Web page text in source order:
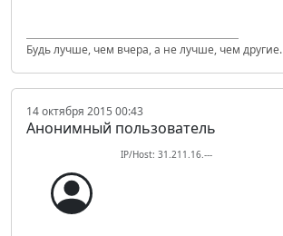
Будь лучше, чем вчера, а не лучше, чем другие.
14 октября 2015 00:43
Анонимный пользователь
IP/Host: 31.211.16.---